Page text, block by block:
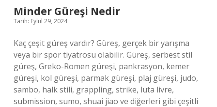
Minder Güreşi Nedir
Tarih: Eylül 29, 2024
Kaç çeşit güreş vardır? Güreş, gerçek bir yarışma
veya bir spor tiyatrosu olabilir. Güreş, serbest stil
güreş, Greko-Romen güreşi, pankrasyon, kemer
güreşi, kol güreşi, parmak güreşi, plaj güreşi, judo,
sambo, halk stili, grappling, strike, luta livre,
submission, sumo, shuai jiao ve diğerleri gibi çeşitli